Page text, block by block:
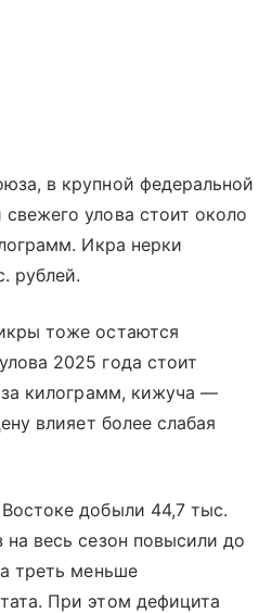
в крупной федеральной
улова стоит около
Икра нерки
рублей.
тоже остаются
2025 года стоит
за килограмм, кижуча —
влияет более слабая
добыли 44,7 тыс.
на весь сезон повысили до
треть меньше
При этом дефицита